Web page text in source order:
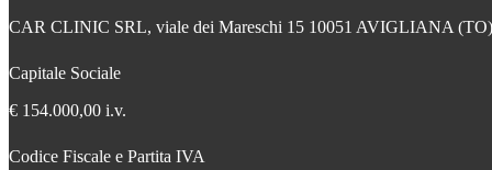
CAR CLINIC SRL, viale dei Mareschi 15 10051 AVIGLIANA (TO)
Capitale Sociale
€ 154.000,00 i.v.
Codice Fiscale e Partita IVA